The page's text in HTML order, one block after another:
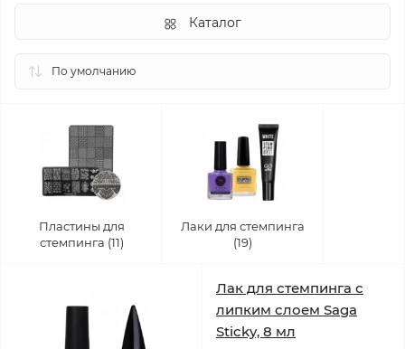
Каталог
Пластины для
стемпинга (11)
Лаки для стемпинга
(19)
Лак для стемпинга с
липким слоем Saga
Sticky, 8 мл